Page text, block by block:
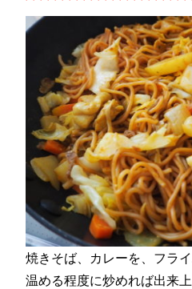
焼きそば、カレーを、フラ
温める程度に炒めれば出来上